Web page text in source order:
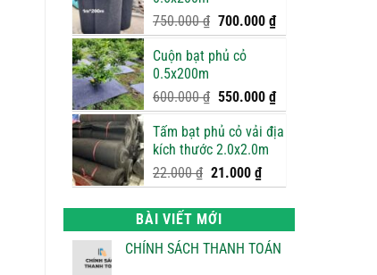
900.000 ₫.
750.000₫ Giá
gốc
là:
700.000 ₫Giá
hiện
700.000 ₫.
Cuộn bạt phủ cỏ
0.5x200m
600.000₫ Giá
gốc
là:
600.000 ₫.
550.000 ₫Giá
hiện
tại
Tấm bạt phủ cỏ vải địa
kích thước 2.0x2.0m
22.000₫ Giá
gốc
là:
22.000 ₫.
21.000 ₫Giá
hiện
tại
là:
21.000 ₫.
BÀI VIẾT MỚI
CHÍNH SÁCH THANH TOÁN